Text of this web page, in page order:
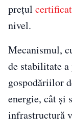
prețul
nivel.
Mecanismul,
de stabilitate
gospodăriilor
energie, cât și
infrastructură